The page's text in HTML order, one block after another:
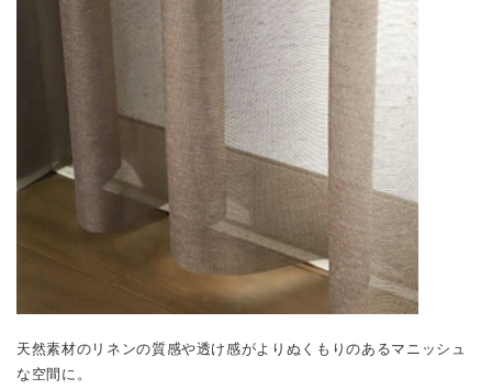
天然素材のリネンの質感や透け感がよりぬくもりのあるマニッシュ
な空間に。